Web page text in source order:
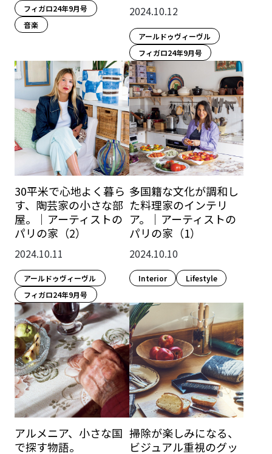
フィガロ24年9月号
音楽
2024.10.12
アールドゥヴィーヴル
フィガロ24年9月号
30平米で心地よく暮ら
す、陶芸家の小さな部
屋。｜アーティストの
パリの家（2）
2024.10.11
アールドゥヴィーヴル
フィガロ24年9月号
多国籍な文化が調和し
た料理家のインテリ
ア。｜アーティストの
パリの家（1）
2024.10.10
Interior Lifestyle​
アルメニア、小さな国
で探す物語。
掃除が楽しみになる、
ビジュアル重視のグッ